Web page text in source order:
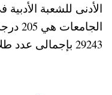
الأدنى للشعبة
29243 بإجمالى عدد طلاب المرحلة 91787 طالبا وطالبة.